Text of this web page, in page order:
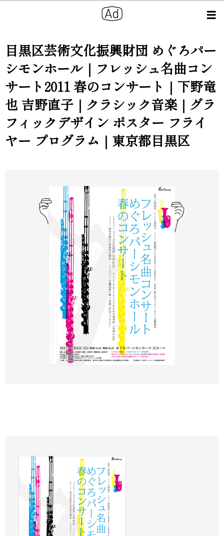
目黒区芸術文化振興財団 めぐろパー
シモンホール｜フレッシュ名曲コン
サート2011 春のコンサート｜下野竜
也 吉野直子｜クラシック音楽｜グラ
フィックデザイン ポスター フライ
ヤー プログラム｜東京都目黒区